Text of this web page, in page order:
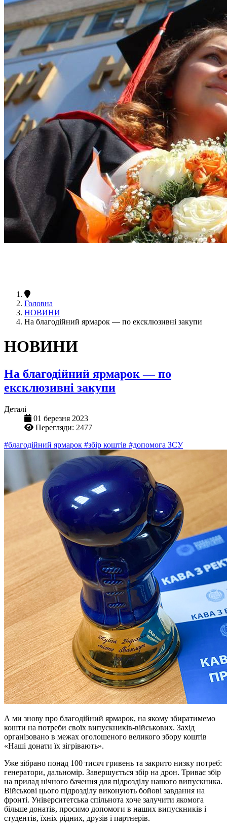
Головна
НОВИНИ
На благодійний ярмарок — по ексклюзивні закупи
НОВИНИ
На благодійний ярмарок — по
ексклюзивні закупи
Деталі
01 березня 2023
Перегляди: 2477
#благодійний ярмарок #збір коштів #допомога ЗСУ
А ми знову про благодійний ярмарок, на якому збиратимемо
кошти на потреби своїх випускників-військових. Захід
організовано в межах оголошеного великого збору коштів
«Наші донати їх зігрівають».
Уже зібрано понад 100 тисяч гривень та закрито низку потреб:
генератори, дальномір. Завершується збір на дрон. Триває збір
на прилад нічного бачення для підрозділу нашого випускника.
Військові цього підрозділу виконують бойові завдання на
фронті. Університетська спільнота хоче залучити якомога
більше донатів, просимо допомоги в наших випускників і
студентів, їхніх рідних, друзів і партнерів.